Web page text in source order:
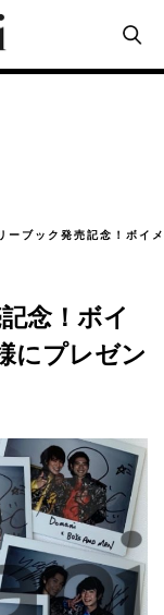
ーブック発売記念！ボイ
念！ボイ
にプレゼン